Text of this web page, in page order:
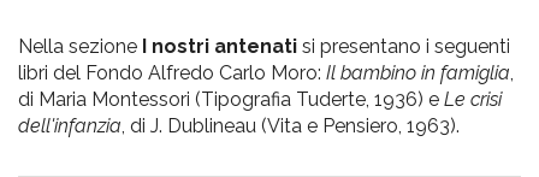
Nella sezione I nostri antenati si presentano i seguenti
libri del Fondo Alfredo Carlo Moro: Il bambino in famiglia,
di Maria Montessori (Tipografia Tuderte, 1936) e Le crisi
dell'infanzia, di J. Dublineau (Vita e Pensiero, 1963).